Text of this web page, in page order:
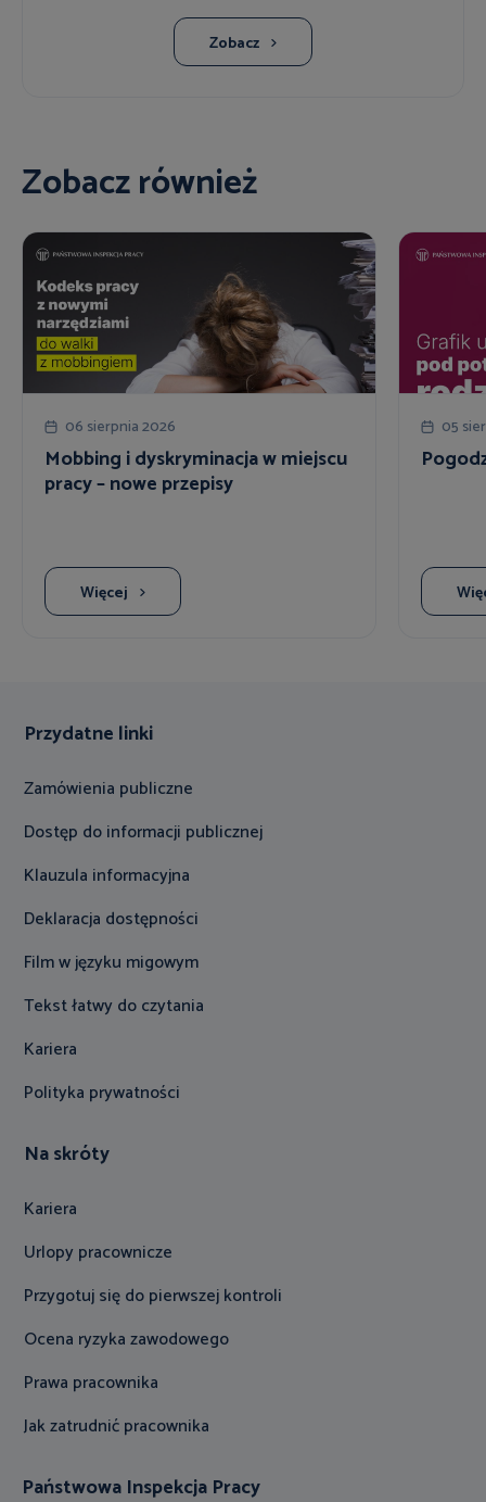
Zobacz
Zobacz również
06 sierpnia 2026
Mobbing i dyskryminacja w miejscu
pracy – nowe przepisy
Więcej
05
Przydatne linki
Zamówienia publiczne
Dostęp do informacji publicznej
Klauzula informacyjna
Deklaracja dostępności
Film w języku migowym
Tekst łatwy do czytania
Kariera
Polityka prywatności
Na skróty
Kariera
Urlopy pracownicze
Przygotuj się do pierwszej kontroli
Ocena ryzyka zawodowego
Prawa pracownika
Jak zatrudnić pracownika
Państwowa Inspekcja Pracy